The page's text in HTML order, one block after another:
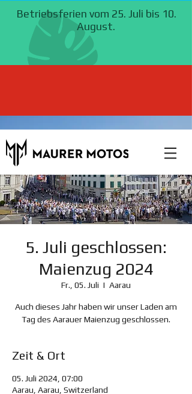
5. Juli geschlossen:
Maienzug 2024
Fr., 05. Juli
  |
Aarau
Auch dieses Jahr haben wir unser Laden am
Tag des Aarauer Maienzug geschlossen.
Zeit & Ort
05. Juli 2024, 07:00
Aarau, Aarau, Switzerland